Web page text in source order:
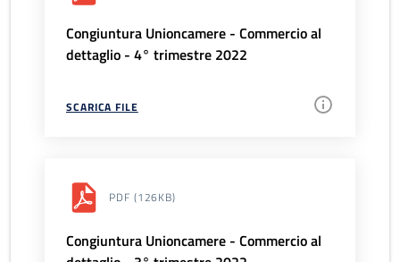
Congiuntura Unioncamere - Commercio al
dettaglio - 4° trimestre 2022
SCARICA FILE
PDF (126KB)
Congiuntura Unioncamere - Commercio al